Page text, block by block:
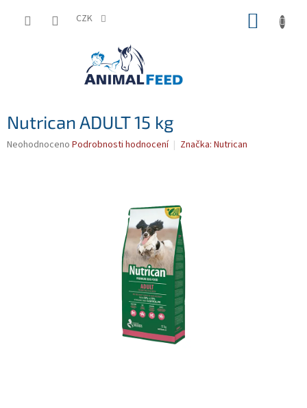
CZK
Nutrican ADULT 15 kg
Průměrné
Neohodnoceno Podrobnosti hodnocení Značka: Nutrican